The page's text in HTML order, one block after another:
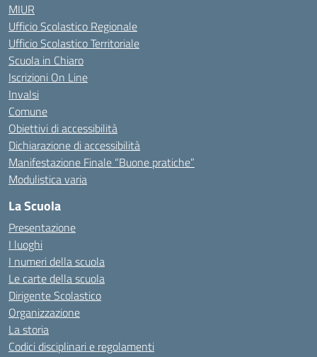
MIUR
Ufficio Scolastico Regionale
Ufficio Scolastico Territoriale
Scuola in Chiaro
Iscrizioni On Line
Invalsi
Comune
Obiettivi di accessibilità
Dichiarazione di accessibilità
Manifestazione Finale “Buone pratiche”
Modulistica varia
La Scuola
Presentazione
I luoghi
I numeri della scuola
Le carte della scuola
Dirigente Scolastico
Organizzazione
La storia
Codici disciplinari e regolamenti